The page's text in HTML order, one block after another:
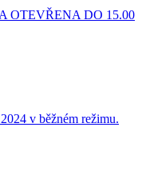
OTEVŘENA DO 15.00
v běžném režimu.